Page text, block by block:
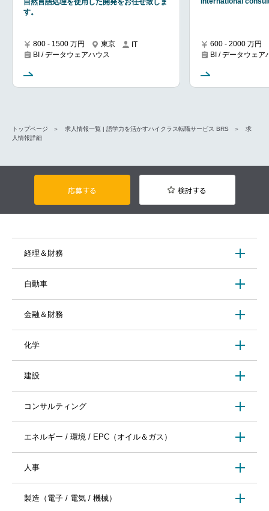
自然言語処理を使用した開発をお任せ致しま
す。
800 - 1500 万円 東京
IT
BI / データウェアハウス
600 - 2000 万円
BI / データウェア
トップページ 求人情報一覧 | 語学力を活かすハイクラス転職サービス BRS
求
人情報詳細
応募する 検討する
経理＆財務
自動車
金融＆財務
化学
建設
コンサルティング
エネルギー / 環境 / EPC（オイル＆ガス）
人事
製造（電子 / 電気 / 機械）